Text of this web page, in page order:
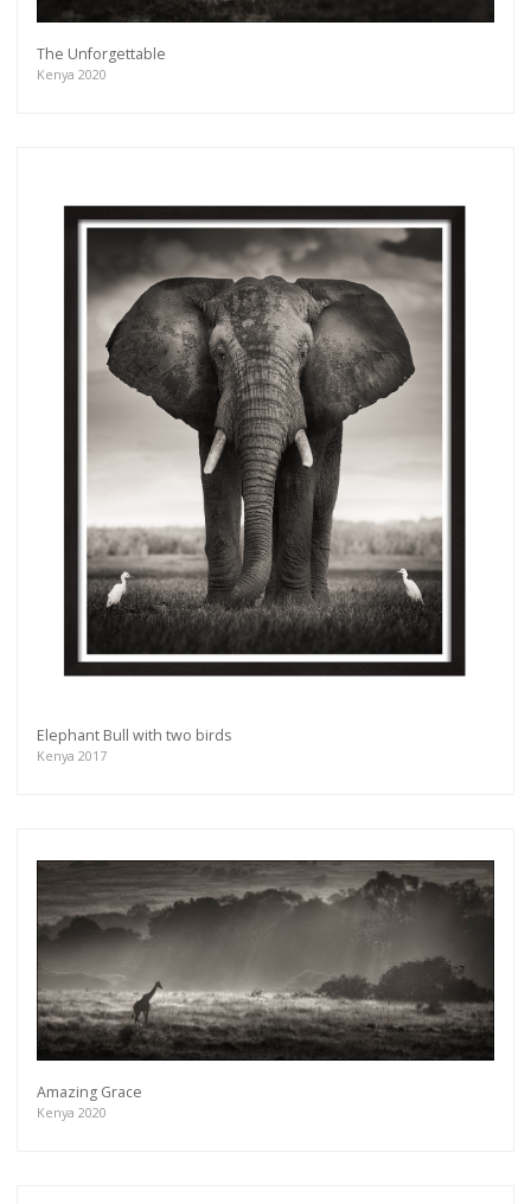
The Unforgettable
Kenya 2020
Elephant Bull with two birds
Kenya 2017
Amazing Grace
Kenya 2020
Get connected
Subscribe